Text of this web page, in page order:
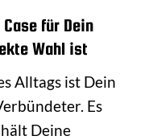
für Dein
Wahl ist
Alltags ist Dein
Es
Deine